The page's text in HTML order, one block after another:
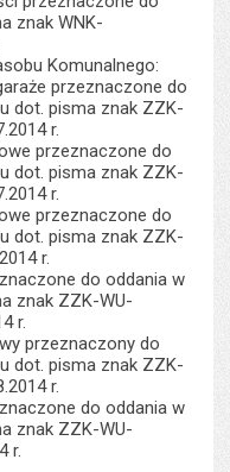
znak WNK-
Komunalnego:
przeznaczone do
dot. pisma znak ZZK-
r.
przeznaczone do
dot. pisma znak ZZK-
r.
przeznaczone do
dot. pisma znak ZZK-
r.
do oddania w
znak ZZK-WU-
r.
przeznaczony do
dot. pisma znak ZZK-
r.
do oddania w
znak ZZK-WU-
r.